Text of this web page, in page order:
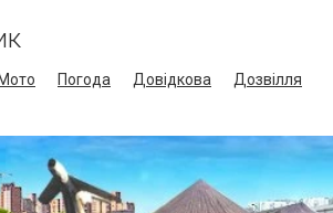
Погода Довідкова
Дозвілля